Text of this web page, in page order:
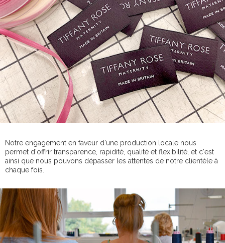
Notre engagement en faveur d'une production locale nous
permet d'offrir transparence, rapidité, qualité et flexibilité, et c'est
ainsi que nous pouvons dépasser les attentes de notre clientèle à
chaque fois.